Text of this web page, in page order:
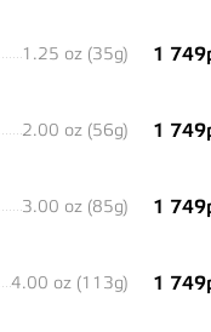
1.25 oz (35g) 1
2.00 oz (56g) 1
3.00 oz (85g) 1
4.00 oz (113g) 1